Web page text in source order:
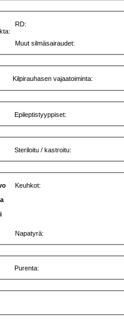
RD:
Muut silmäsairaudet:
Kilpirauhasen vajaatoiminta:
Epileptistyyppiset:
Steriloitu / kastroitu:
Keuhkot:
Napatyrä:
Purenta: